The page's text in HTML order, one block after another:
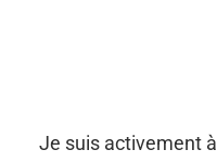
Je suis activement à